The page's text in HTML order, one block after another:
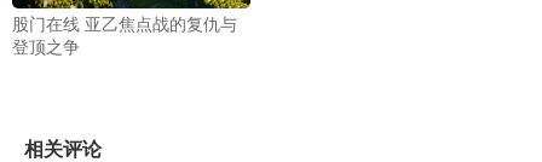
股门在线 亚乙焦点战的复仇与
登顶之争
相关评论